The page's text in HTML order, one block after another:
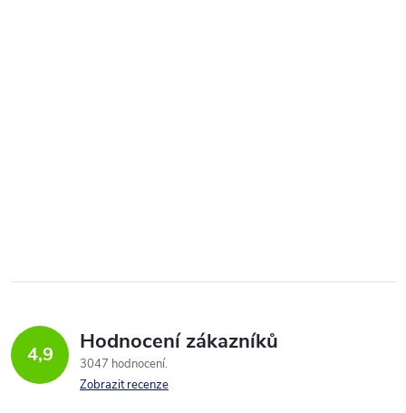
4,9 Hodnocení zákazníků
3047 hodnocení
Zobrazit recenze